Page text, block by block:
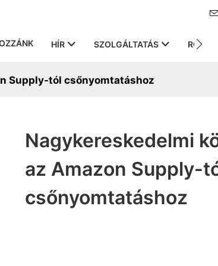
HÍR SZOLGÁLTATÁS RÓLUNK
Supply-tól csőnyomtatáshoz
Nagykereskedelmi
az Amazon Supply-
csőnyomtatáshoz